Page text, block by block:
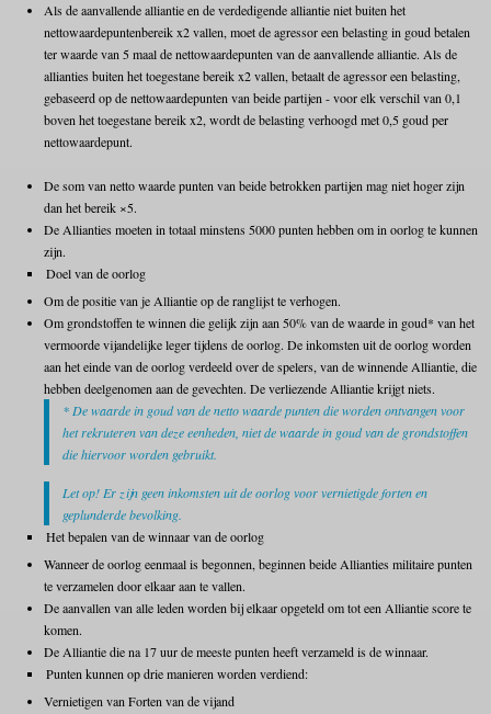
Als de aanvallende alliantie en de verdedigende alliantie niet buiten het
nettowaardepuntenbereik x2 vallen, moet de agressor een belasting in goud betalen
ter waarde van 5 maal de nettowaardepunten van de aanvallende alliantie. Als de
allianties buiten het toegestane bereik x2 vallen, betaalt de agressor een belasting,
gebaseerd op de nettowaardepunten van beide partijen - voor elk verschil van 0,1
boven het toegestane bereik x2, wordt de belasting verhoogd met 0,5 goud per
nettowaardepunt.
De som van netto waarde punten van beide betrokken partijen mag niet hoger zijn
dan het bereik ×5.
De Allianties moeten in totaal minstens 5000 punten hebben om in oorlog te kunnen
zijn.
Doel van de oorlog
Om de positie van je Alliantie op de ranglijst te verhogen.
Om grondstoffen te winnen die gelijk zijn aan 50% van de waarde in goud* van het
vermoorde vijandelijke leger tijdens de oorlog. De inkomsten uit de oorlog worden
aan het einde van de oorlog verdeeld over de spelers, van de winnende Alliantie, die
hebben deelgenomen aan de gevechten. De verliezende Alliantie krijgt niets.
* De waarde in goud van de netto waarde punten die worden ontvangen voor
het rekruteren van deze eenheden, niet de waarde in goud van de grondstoffen
die hiervoor worden gebruikt.
Let op! Er zijn geen inkomsten uit de oorlog voor vernietigde forten en
geplunderde bevolking.
Het bepalen van de winnaar van de oorlog
Wanneer de oorlog eenmaal is begonnen, beginnen beide Allianties militaire punten
te verzamelen door elkaar aan te vallen.
De aanvallen van alle leden worden bij elkaar opgeteld om tot een Alliantie score te
komen.
De Alliantie die na 17 uur de meeste punten heeft verzameld is de winnaar.
Punten kunnen op drie manieren worden verdiend:
Vernietigen van Forten van de vijand